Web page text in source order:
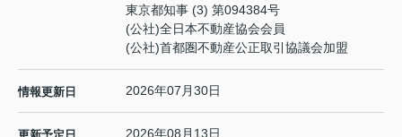
東京都知事 (3) 第094384号
(公社)全日本不動産協会会員
(公社)首都圏不動産公正取引協議会加盟
情報更新日 2026年07月30日
2026年08月13日